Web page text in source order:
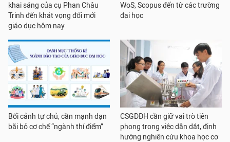
khai sáng của cụ Phan Châu
Trinh đến khát vọng đổi mới
giáo dục hôm nay
WoS, Scopus đến từ các trường
đại học
Bối cảnh tự chủ, cần mạnh dạn
bãi bỏ cơ chế “ngành thí điểm”
CSGDĐH cần giữ vai trò tiên
phong trong việc dẫn dắt, định
hướng nghiên cứu khoa học cơ